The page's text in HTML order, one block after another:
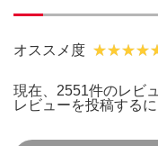
オススメ度
現在、2551件のレビ
レビューを投稿する